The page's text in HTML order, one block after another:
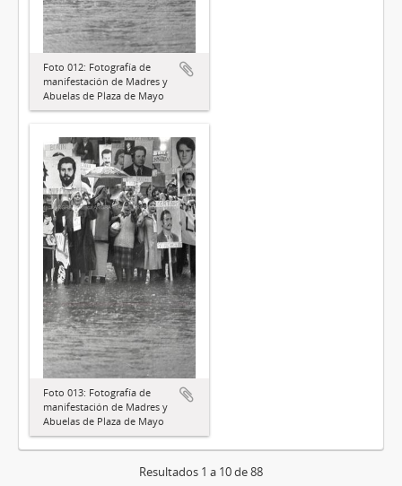
Foto 012: Fotografía de
manifestación de Madres y
Abuelas de Plaza de Mayo
Foto 013: Fotografía de
manifestación de Madres y
Abuelas de Plaza de Mayo
Resultados 1 a 10 de 88